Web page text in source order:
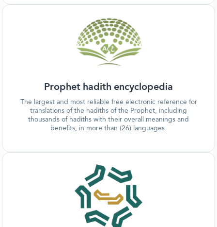
Prophet hadith encyclopedia
The largest and most reliable free electronic reference for
translations of the hadiths of the Prophet, including
thousands of hadiths with their overall meanings and
benefits, in more than (26) languages.